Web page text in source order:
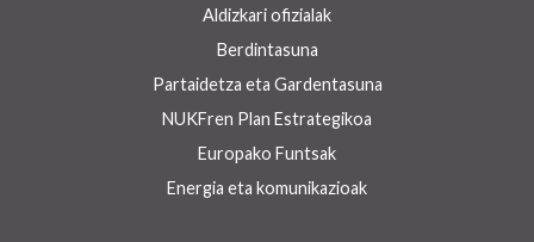
Aldizkari ofizialak
Berdintasuna
Partaidetza eta Gardentasuna
NUKFren Plan Estrategikoa
Europako Funtsak
Energia eta komunikazioak